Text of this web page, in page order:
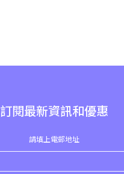
訂閱最新資訊和優惠